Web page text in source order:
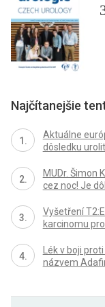
Najčítanejšie
Aktuálne
dôsledku
MUDr. Šimon
cez noc! Je
Vyšetření
karcinomu
Lék v boji
názvem